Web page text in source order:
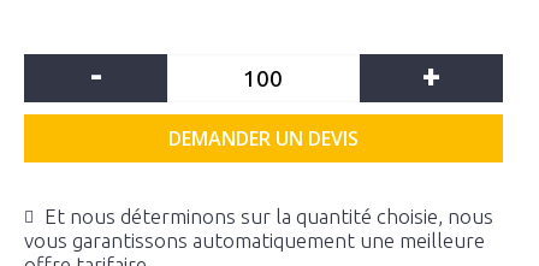
- +
DEMANDER UN DEVIS
Et nous déterminons sur la quantité choisie, nous
vous garantissons automatiquement une meilleure